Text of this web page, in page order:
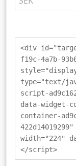
<div
f19c-4a7b-
type="text/
script-
data-widget-
container-
width="224"
</script>